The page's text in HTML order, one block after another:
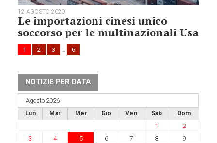
12 AGOSTO 2020
Le importazioni cinesi unico
soccorso per le multinazionali Usa
1 2 3 … 6
NOTIZIE PER DATA
Agosto 2026
Lun Mar Mer Gio Ven Sab Dom
1
2
3
4 5 6 7 8
9